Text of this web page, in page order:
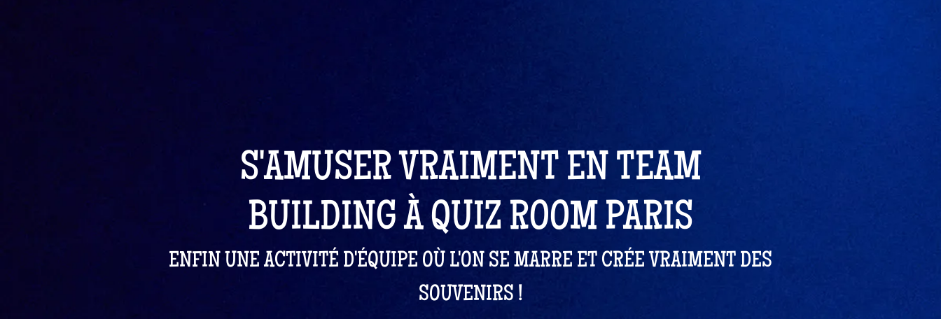
S'AMUSER VRAIMENT EN TEAM
BUILDING À QUIZ ROOM PARIS
ENFIN UNE ACTIVITÉ D'ÉQUIPE OÙ L'ON SE MARRE ET CRÉE VRAIMENT DES
SOUVENIRS !